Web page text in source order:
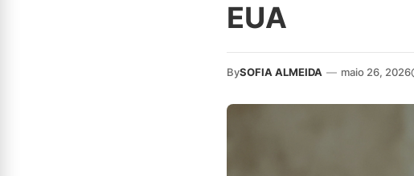
EUA
BySOFIA ALMEIDA — maio 26, 2026